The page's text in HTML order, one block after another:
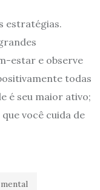
estratégias.
estar e observe
todas
é seu maior ativo;
você cuida de